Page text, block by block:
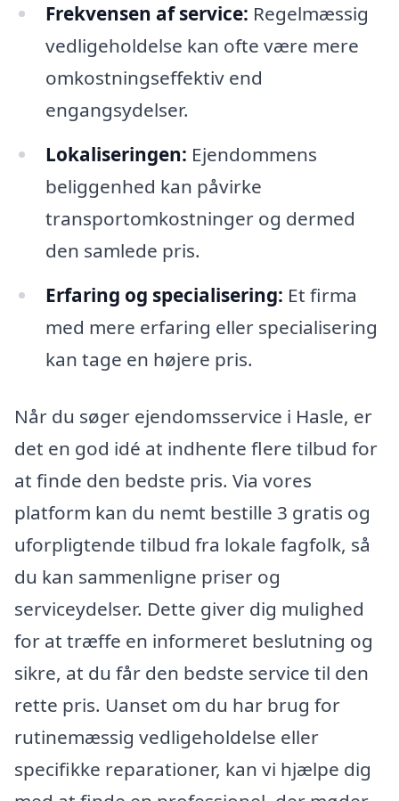
Frekvensen af service: Regelmæssig
vedligeholdelse kan ofte være mere
omkostningseffektiv end
engangsydelser.
Lokaliseringen: Ejendommens
beliggenhed kan påvirke
transportomkostninger og dermed
den samlede pris.
Erfaring og specialisering: Et firma
med mere erfaring eller specialisering
kan tage en højere pris.
Når du søger ejendomsservice i Hasle, er
det en god idé at indhente flere tilbud for
at finde den bedste pris. Via vores
platform kan du nemt bestille 3 gratis og
uforpligtende tilbud fra lokale fagfolk, så
du kan sammenligne priser og
serviceydelser. Dette giver dig mulighed
for at træffe en informeret beslutning og
sikre, at du får den bedste service til den
rette pris. Uanset om du har brug for
rutinemæssig vedligeholdelse eller
specifikke reparationer, kan vi hjælpe dig